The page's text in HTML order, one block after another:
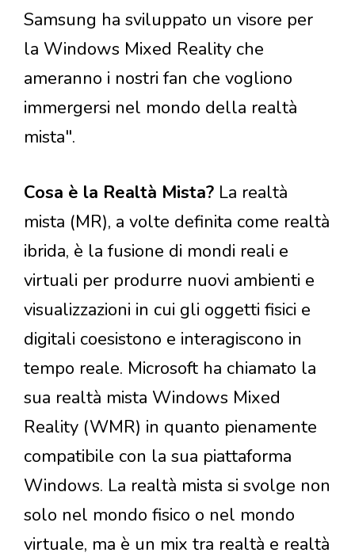
Samsung ha sviluppato un visore per
la Windows Mixed Reality che
ameranno i nostri fan che vogliono
immergersi nel mondo della realtà
mista".
Cosa è la Realtà Mista? La realtà
mista (MR), a volte definita come realtà
ibrida, è la fusione di mondi reali e
virtuali per produrre nuovi ambienti e
visualizzazioni in cui gli oggetti fisici e
digitali coesistono e interagiscono in
tempo reale. Microsoft ha chiamato la
sua realtà mista Windows Mixed
Reality (WMR) in quanto pienamente
compatibile con la sua piattaforma
Windows. La realtà mista si svolge non
solo nel mondo fisico o nel mondo
virtuale, ma è un mix tra realtà e realtà